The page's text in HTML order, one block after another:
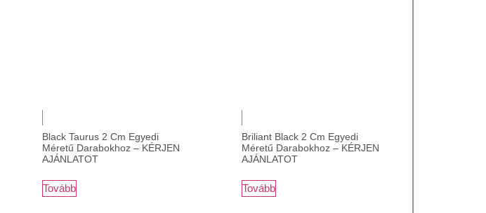
Black Taurus 2 Cm Egyedi
Méretű Darabokhoz – KÉRJEN
AJÁNLATOT
Tovább
Briliant Black 2 Cm Egyedi
Méretű Darabokhoz – KÉRJEN
AJÁNLATOT
Tovább